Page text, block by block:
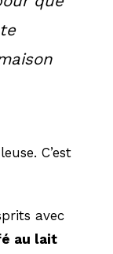
C’est
avec
au lait